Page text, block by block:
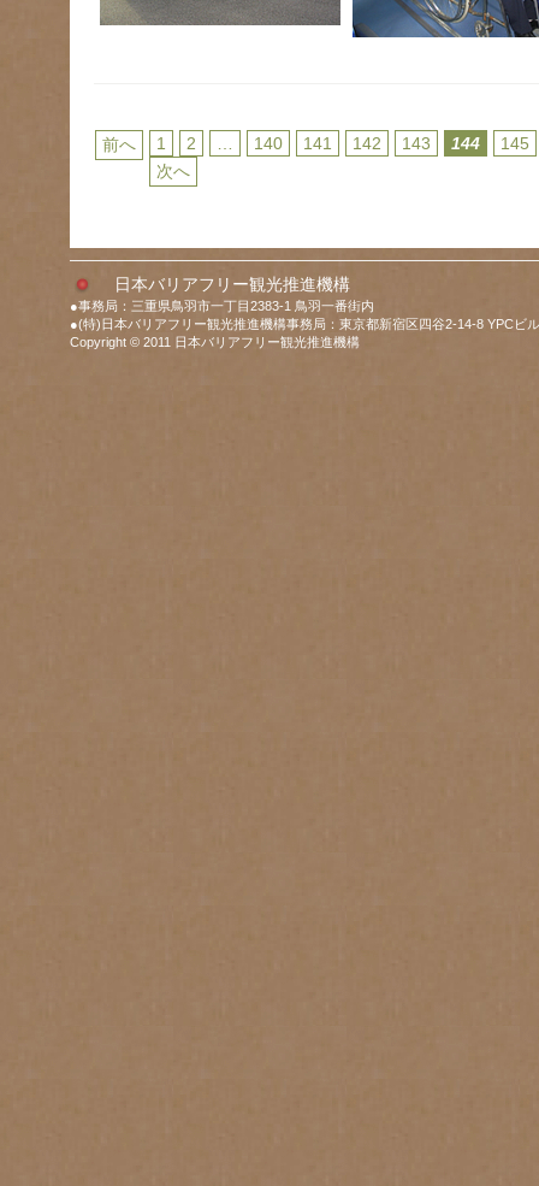
前へ 1 2 140 141 142 143 144
145
次へ
日本バリアフリー観光推進機構
●事務局：三重県鳥羽市一丁目2383-1 鳥羽一番街内
●(特)日本バリアフリー観光推進機構事務局：東京都新宿区四谷2-14-8 YPCビ
Copyright © 2011 日本バリアフリー観光推進機構